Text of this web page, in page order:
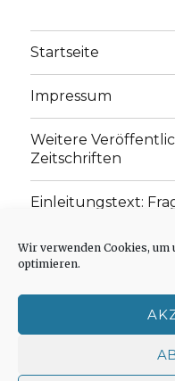
Wir verwenden Cookies, um
optimieren.
Startseite
Impressum
Weitere
Zeitschriften
Einleitungstext:
„schwachen
Cookie-Richtlinie